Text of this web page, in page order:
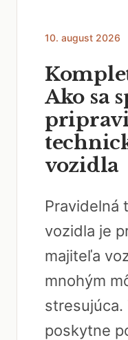
10. august 2026
Ako sa
vozidla
Pravidelná
vozidla je
majiteľa
mnohým
stresujúca.
poskytne